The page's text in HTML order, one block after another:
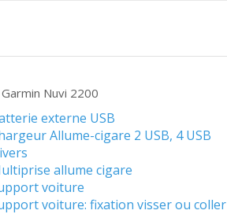
Garmin Nuvi 2200
externe USB
Allume-cigare 2 USB, 4 USB
allume cigare
voiture
voiture: fixation visser ou coller